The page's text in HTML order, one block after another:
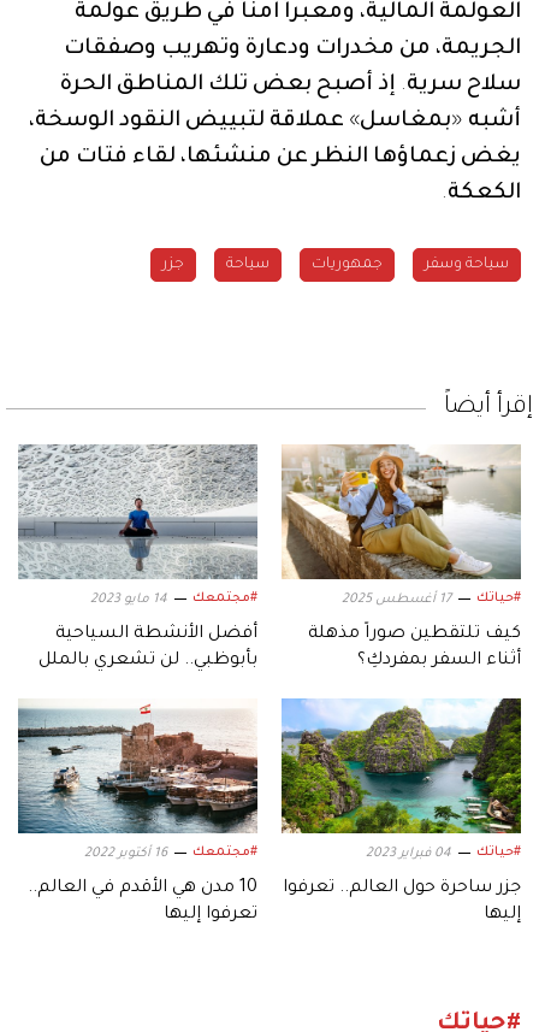
العولمة المالية، ومعبراً آمناً في طريق عولمة
الجريمة، من مخدرات ودعارة وتهريب وصفقات
سلاح سرية. إذ أصبح بعض تلك المناطق الحرة
أشبه «بمغاسل» عملاقة لتبييض النقود الوسخة،
يغض زعماؤها النظر عن منشئها، لقاء فتات من
الكعكة.
سياحة وسفر جمهوريات سياحة جزر
إقرأ أيضاً
#حياتك 17 أغسطس 2025
كيف تلتقطين صوراً مذهلة
أثناء السفر بمفردكِ؟
#مجتمعك 14 مايو 2023
أفضل الأنشطة السياحية
بأبوظبي.. لن تشعري بالملل
#حياتك 04 فبراير 2023
جزر ساحرة حول العالم.. تعرفوا
إليها
#مجتمعك 16 أكتوبر 2022
10 مدن هي الأقدم في العالم..
تعرفوا إليها
#حياتك